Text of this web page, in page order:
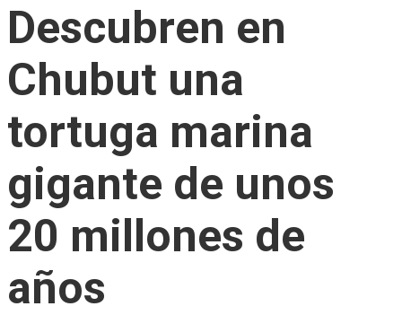
Descubren en
Chubut una
tortuga marina
gigante de unos
20 millones de
años